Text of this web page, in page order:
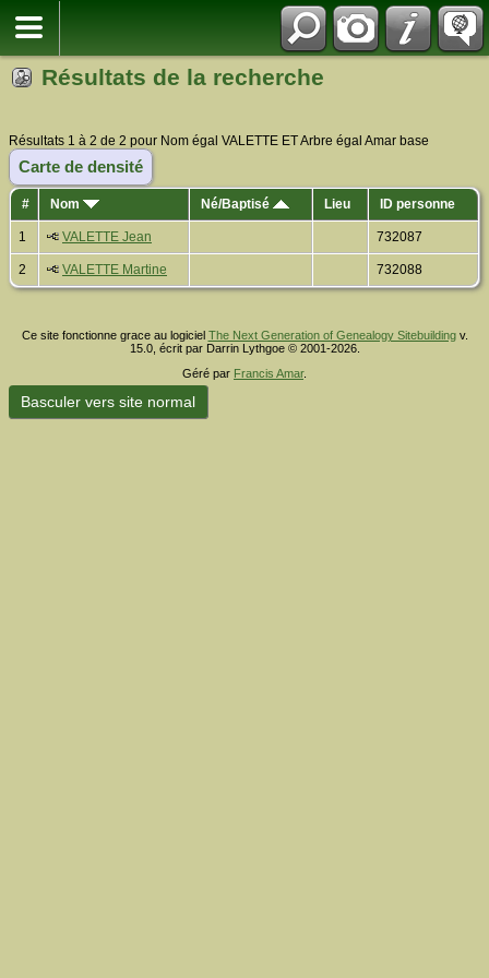
Résultats de la recherche
Résultats 1 à 2 de 2 pour Nom égal VALETTE ET Arbre égal Amar base
Carte de densité
# Nom Né/Baptisé Lieu ID personne
1 VALETTE Jean 732087
2 VALETTE Martine 732088
Ce site fonctionne grace au logiciel The Next Generation of Genealogy Sitebuildingv.
15.0, écrit par Darrin Lythgoe © 2001-2026.
Géré par Francis Amar.
Basculer vers site normal